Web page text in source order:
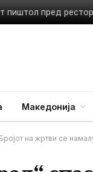
Македонија
на жртви се